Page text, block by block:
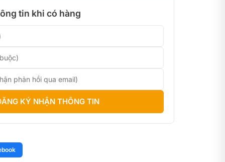
tin khi có hàng
KÝ NHẬN THÔNG TIN